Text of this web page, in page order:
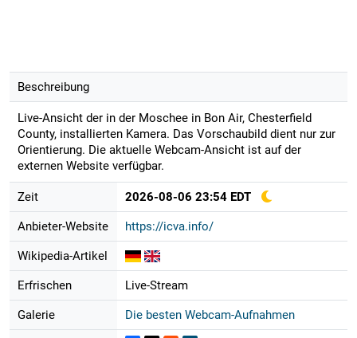
Beschreibung
Live-Ansicht der in der Moschee in Bon Air, Chesterfield
County, installierten Kamera. Das Vorschaubild dient nur zur
Orientierung. Die aktuelle Webcam-Ansicht ist auf der
externen Website verfügbar.
Zeit 2026-08-06 23:54 EDT
Anbieter-Website https://icva.info/
Wikipedia-Artikel
Erfrischen Live-Stream
Galerie Die besten Webcam-Aufnahmen